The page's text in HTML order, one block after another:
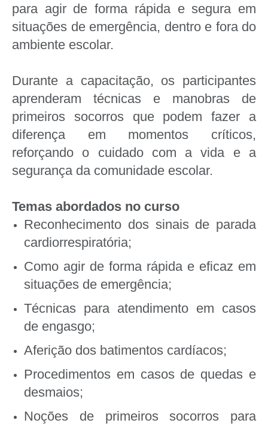
para agir de forma rápida e segura em
situações de emergência, dentro e fora do
ambiente escolar.
Durante a capacitação, os participantes
aprenderam técnicas e manobras de
primeiros socorros que podem fazer a
diferença em momentos críticos,
reforçando o cuidado com a vida e a
segurança da comunidade escolar.
Temas abordados no curso
Reconhecimento dos sinais de parada
cardiorrespiratória;
Como agir de forma rápida e eficaz em
situações de emergência;
Técnicas para atendimento em casos
de engasgo;
Aferição dos batimentos cardíacos;
Procedimentos em casos de quedas e
desmaios;
Noções de primeiros socorros para